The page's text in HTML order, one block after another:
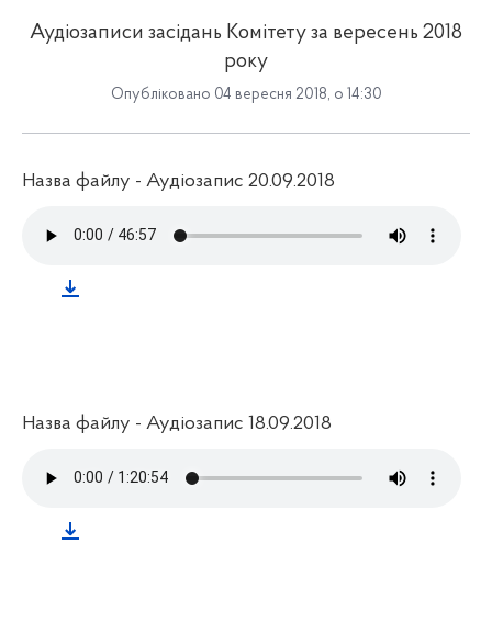
Аудіозаписи засідань Комітету за вересень 2018
року
Опубліковано 04 вересня 2018, о 14:30
Назва файлу - Аудіозапис 20.09.2018
Назва файлу - Аудіозапис 18.09.2018